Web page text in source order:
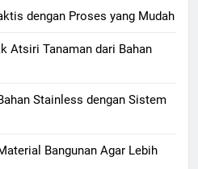
dengan Proses yang Mudah
Atsiri Tanaman dari Bahan
Stainless dengan Sistem
Bangunan Agar Lebih